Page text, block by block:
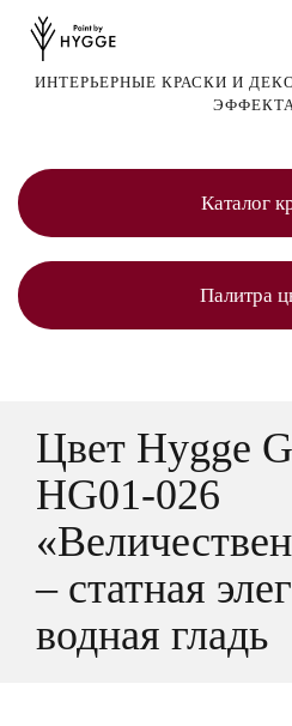
ИНТЕРЬЕРНЫЕ КРАСКИ И
Каталог
Палитра
Цвет Hygge
HG01-026
– статная
водная гладь